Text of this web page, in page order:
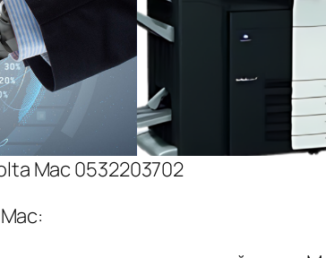
Mac 0532203702